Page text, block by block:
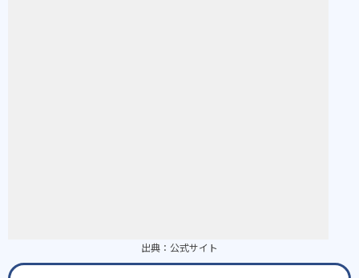
出典： 公式サイト